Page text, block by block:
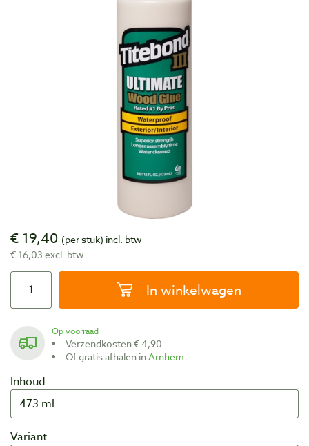
€ 19,40 (per stuk) incl. btw
€ 16,03 excl. btw
In winkelwagen
Op voorraad
Verzendkosten € 4,90
Of gratis afhalen inArnhem
Inhoud
Variant